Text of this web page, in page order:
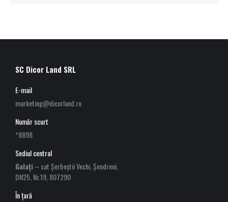
SC Dicor Land SRL
E-mail
marketing@dicorland.ro
Număr scurt
*8898
Sediul central
Galați– sat Șerbeștii Vechi, Șendreni,
DN25, Nr.19, 807290
În țară